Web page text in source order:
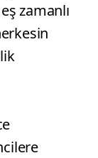
zamanlı